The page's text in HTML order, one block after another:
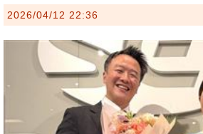
2026/04/12 22:36